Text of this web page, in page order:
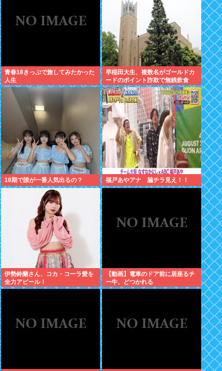
青春18きっぷで旅してみたかった
人生
早稲田大生、複数名がゴールドカ
ードのポイント詐欺で無銭飲食
18期で誰が一番人気出るの？ 福戸あやアナ 脇チラ見え！！
伊勢鈴蘭さん、コカ・コーラ愛を
全力アピール！
【動画】電車のドア前に居座るチ
ー牛、どつかれる